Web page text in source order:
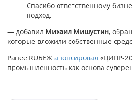
Спасибо ответственному
подход,
— добавил Михаил Мишустин,
которые вложили собственные
Ранее RUБЕЖ анонсировал «ЦИПР-
промышленность как основа